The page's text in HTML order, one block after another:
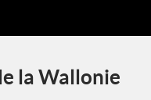
la Wallonie